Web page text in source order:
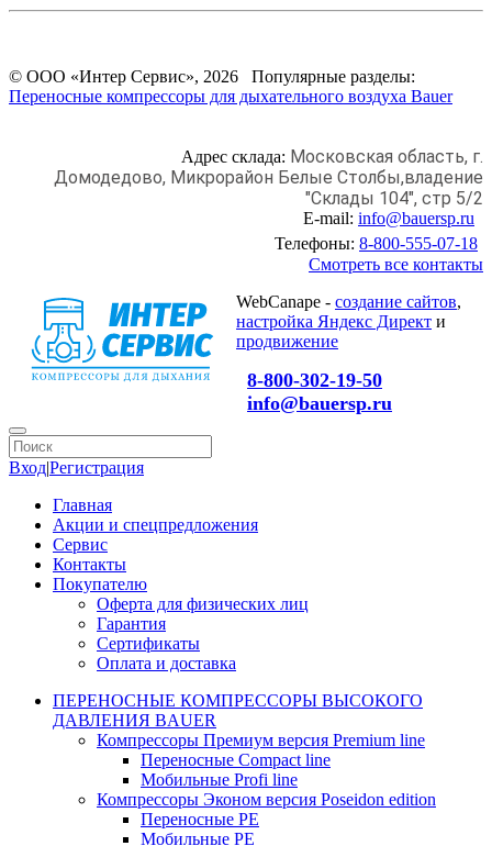
© ООО «Интер Сервис», 2026 Популярные разделы:
Переносные компрессоры для дыхательного воздуха Bauer
Адрес склада: Московская область, г.
Домодедово, Микрорайон Белые Столбы,владение
"Склады 104", стр 5/2
E-mail: info@bauersp.ru
Телефоны: 8-800-555-07-18
Смотреть все контакты
WebCanape - создание сайтов,
настройка Яндекс Директ и
продвижение
8-800-302-19-50
info@bauersp.ru
Вход|Регистрация
Главная
Акции и спецпредложения
Сервис
Контакты
Покупателю
Оферта для физических лиц
Гарантия
Сертификаты
Оплата и доставка
ПЕРЕНОСНЫЕ КОМПРЕССОРЫ ВЫСОКОГО
ДАВЛЕНИЯ BAUER
Компрессоры Премиум версия Premium line
Переносные Compact line
Мобильные Profi line
Компрессоры Эконом версия Poseidon edition
Переносные PE
Мобильные PE